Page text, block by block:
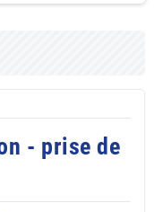
- prise de